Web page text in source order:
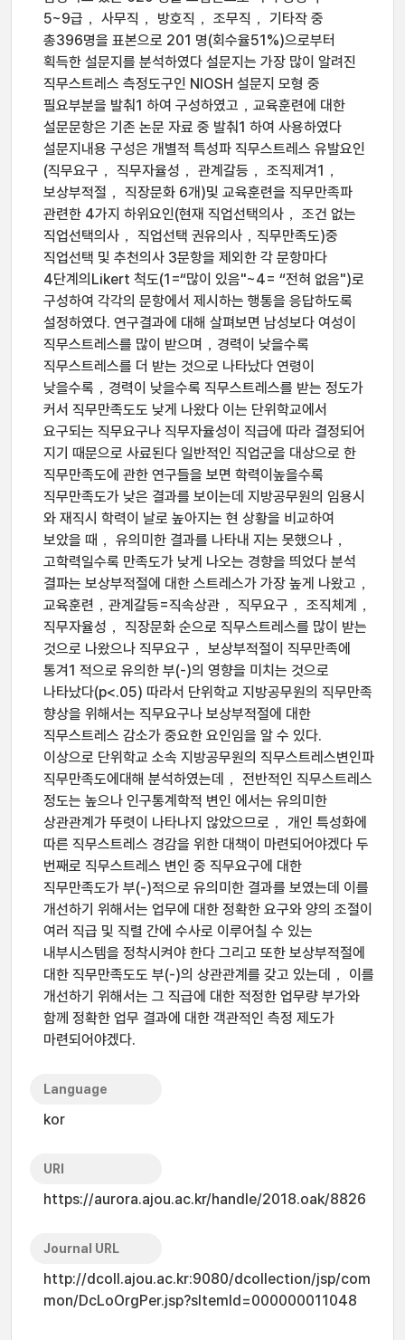
5~9급， 사무직， 방호직， 조무직， 기타작 중
총396명을 표본으로 201 명(회수율51%)으로부터
획득한 설문지를 분석하였다 설문지는 가장 많이 알려진
직무스트레스 측정도구인 NIOSH 설문지 모형 중
필요부분을 발춰1 하여 구성하였고，교육훈련에 대한
설문문항은 기존 논문 자료 중 발춰1 하여 사용하였다
설문지내용 구성은 개별적 특성파 직무스트레스 유발요인
(직무요구， 직무자율성， 관계갈등， 조직제겨1，
보상부적절， 직장문화 6개)및 교육훈련을 직무만족파
관련한 4가지 하위요인(현재 직업선택의사， 조건 없는
직업선택의사， 직업선택 권유의사，직무만족도)중
직업선택 및 추천의사 3문항을 제외한 각 문항마다
4단계의Likert 척도(1=“많이 있음"~4= “전혀 없음")로
구성하여 각각의 문항에서 제시하는 행통을 응답하도록
설정하였다. 연구결과에 대해 살펴보면 남성보다 여성이
직무스트레스를 많이 받으며，경력이 낮을수록
직무스트레스를 더 받는 것으로 나타났다 연령이
낮을수록，경력이 낮을수록 직무스트레스를 받는 정도가
커서 직무만족도도 낮게 나왔다 이는 단위학교에서
요구되는 직무요구나 직무자율성이 직급에 따라 결정되어
지기 때문으로 사료된다 일반적인 직업군을 대상으로 한
직무만족도에 관한 연구들을 보면 학력이높을수록
직무만족도가 낮은 결과를 보이는데 지방공무원의 임용시
와 재직시 학력이 날로 높아지는 현 상황을 비교하여
보았을 때， 유의미한 결과를 나타내 지는 못했으나，
고학력일수록 만족도가 낮게 나오는 경향을 띄었다 분석
결파는 보상부적절에 대한 스트레스가 가장 높게 나왔고，
교육훈련，관계갈등=직속상관， 직무요구， 조직체계，
직무자율성， 직장문화 순으로 직무스트레스를 많이 받는
것으로 나왔으나 직무요구， 보상부적절이 직무만족에
통겨1 적으로 유의한 부(-)의 영향을 미치는 것으로
나타났다(p<.05) 따라서 단위학교 지방공무원의 직무만족
향상을 위해서는 직무요구나 보상부적절에 대한
직무스트레스 감소가 중요한 요인임을 알 수 있다.
이상으로 단위학교 소속 지방공무원의 직무스트레스변인파
직무만족도에대해 분석하였는데， 전반적인 직무스트레스
정도는 높으나 인구통계학적 변인 에서는 유의미한
상관관계가 뚜렷이 나타나지 않았으므로， 개인 특성화에
따른 직무스트레스 경감을 위한 대책이 마련되어야겠다 두
번째로 직무스트레스 변인 중 직무요구에 대한
직무만족도가 부(-)적으로 유의미한 결과를 보였는데 이를
개선하기 위해서는 업무에 대한 정확한 요구와 양의 조절이
여러 직급 및 직렬 간에 수사로 이루어칠 수 있는
내부시스템을 정착시켜야 한다 그리고 또한 보상부적절에
대한 직무만족도도 부(-)의 상관관계를 갖고 있는데， 이를
개선하기 위해서는 그 직급에 대한 적정한 업무량 부가와
함께 정확한 업무 결과에 대한 객관적인 측정 제도가
마련되어야겠다.
Language
kor
URI
https://aurora.ajou.ac.kr/handle/2018.oak/8826
Journal URL
http://dcoll.ajou.ac.kr:9080/dcollection/jsp/com
mon/DcLoOrgPer.jsp?sItemId=000000011048